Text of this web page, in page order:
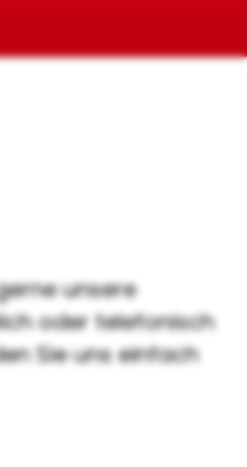
unsere
oder telefonisch
Sie uns einfach